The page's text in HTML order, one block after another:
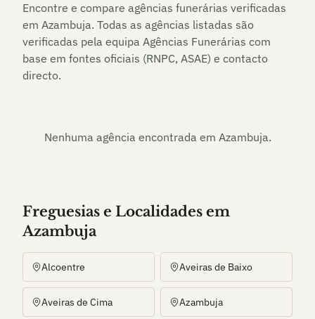
Encontre e compare agências funerárias verificadas
em Azambuja. Todas as agências listadas são
verificadas pela equipa Agências Funerárias com
base em fontes oficiais (RNPC, ASAE) e contacto
directo.
Nenhuma agência encontrada em Azambuja.
Freguesias e Localidades em
Azambuja
Alcoentre Aveiras de Baixo
Aveiras de Cima Azambuja